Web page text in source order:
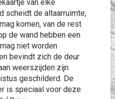
van elke
scheidt de altaarruimte,
komen, van de rest
de wand hebben een
niet worden
bevindt zich de deur
weerszijden zijn
geschilderd. De
is speciaal voor deze